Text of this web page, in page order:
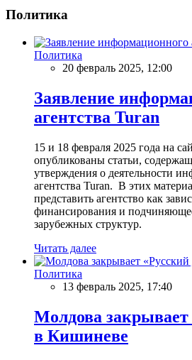
Политика
Политика
20 февраль 2025, 12:00
Заявление
агентства Turan
15 и 18 февраля 2025 года на
опубликованы статьи,
утверждения о деятельности
агентства Turan. В этих
представить агентство как
финансирования и
зарубежных структур.
Читать далее
Политика
13 февраль 2025, 17:40
Молдова закрывает
в Кишиневе